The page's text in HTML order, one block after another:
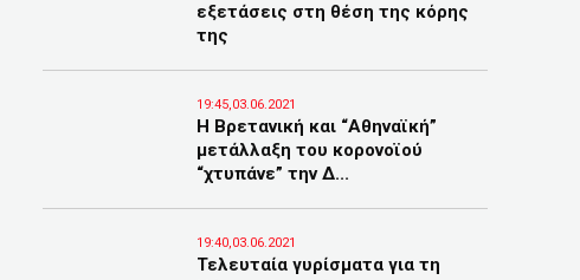
εξετάσεις στη θέση της κόρης
της
19:45,03.06.2021
Η Βρετανική και “Αθηναϊκή”
μετάλλαξη του κορονοϊού
“χτυπάνε” την Δ...
19:40,03.06.2021
Τελευταία γυρίσματα για τη